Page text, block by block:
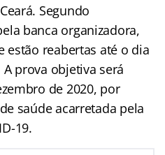
Segundo
banca organizadora,
estão reabertas até o dia
prova objetiva será
de 2020, por
saúde acarretada pela
19.